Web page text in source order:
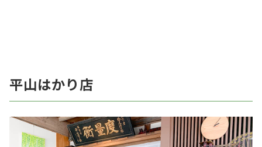
平山はかり店